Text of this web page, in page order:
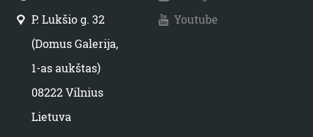
P. Lukšio g. 32
(Domus Galerija,
1-as aukštas)
08222 Vilnius
Lietuva
Youtube